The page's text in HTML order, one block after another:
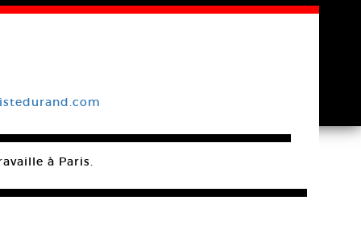
à Paris.